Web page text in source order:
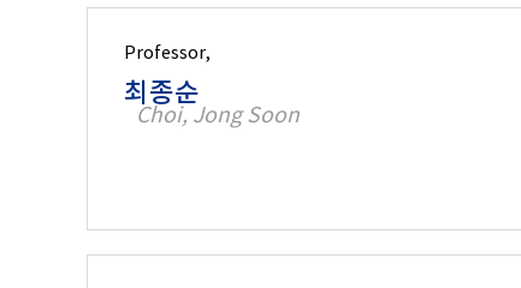
Professor,
최종순
Choi, Jong Soon